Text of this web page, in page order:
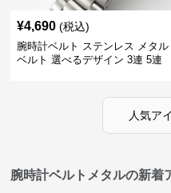
¥4,690 (税込)
腕時計ベルト ステンレス メタル
ベルト 選べるデザイン 3連 5連
人気ア
腕時計ベルトメタルの新着